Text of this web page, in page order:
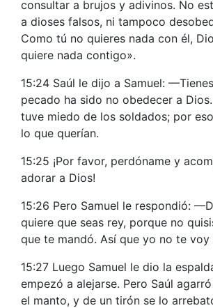
consultar a brujos y adivinos. No
a dioses falsos, ni tampoco
Como tú no quieres nada con él,
quiere nada contigo».
15:24 Saúl le dijo a Samuel:
pecado ha sido no obedecer a
tuve miedo de los soldados; por
lo que querían.
15:25 ¡Por favor, perdóname y
adorar a Dios!
15:26 Pero Samuel le respondió:
quiere que seas rey, porque no
que te mandó. Así que yo no te voy
15:27 Luego Samuel le dio la
empezó a alejarse. Pero Saúl
el manto, y de un tirón se lo